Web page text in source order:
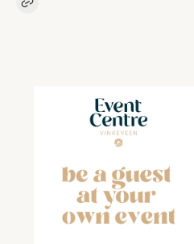
Kopieer link naar artikel